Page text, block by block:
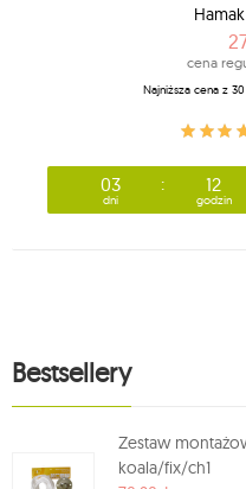
cena
Najniższa cena z
03
dni
12
godzin
Bestsellery
Zestaw
koala/fix/ch1